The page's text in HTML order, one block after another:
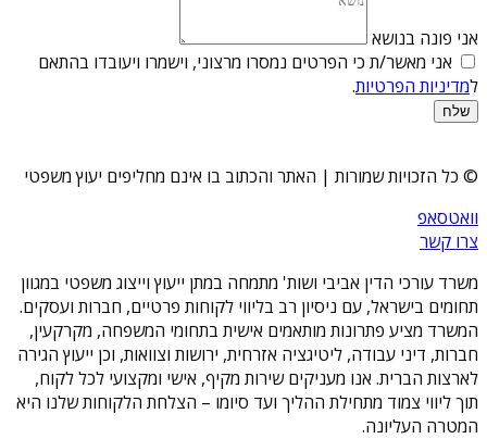
אני פונה בנושא
אני מאשר/ת כי הפרטים נמסרו מרצוני, וישמרו ויעובדו בהתאם
למדיניות הפרטיות.
שלח
© כל הזכויות שמורות | האתר והכתוב בו אינם מחליפים יעוץ משפטי
וואטסאפ
צרו קשר
משרד עורכי הדין אביבי ושות' מתמחה במתן ייעוץ וייצוג משפטי במגוון
תחומים בישראל, עם ניסיון רב בליווי לקוחות פרטיים, חברות ועסקים.
המשרד מציע פתרונות מותאמים אישית בתחומי המשפחה, מקרקעין,
חברות, דיני עבודה, ליטיגציה אזרחית, ירושות וצוואות, וכן ייעוץ הגירה
לארצות הברית. אנו מעניקים שירות מקיף, אישי ומקצועי לכל לקוח,
תוך ליווי צמוד מתחילת ההליך ועד סיומו – הצלחת הלקוחות שלנו היא
המטרה העליונה.